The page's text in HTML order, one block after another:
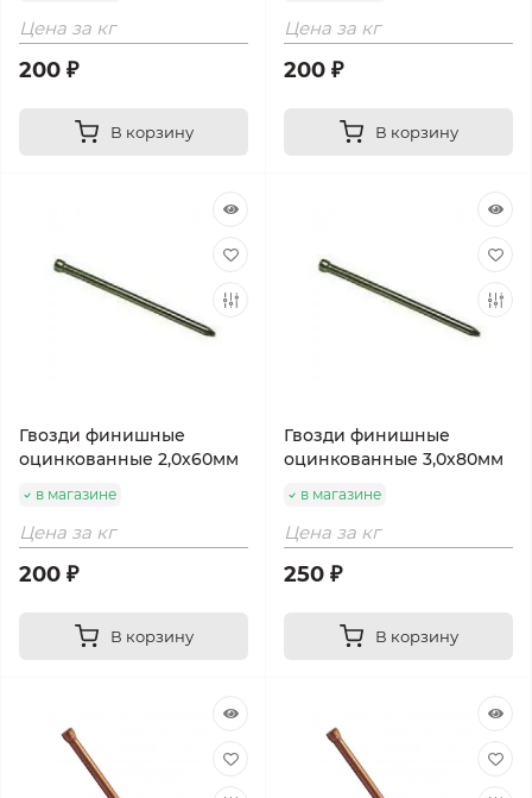
Цена за кг
200 ₽
В корзину
Цена за кг
200 ₽
В корзину
Гвозди финишные
оцинкованные 2,0х60мм
в магазине
Цена за кг
200 ₽
В корзину
Гвозди финишные
оцинкованные 3,0х80мм
в магазине
Цена за кг
250 ₽
В корзину